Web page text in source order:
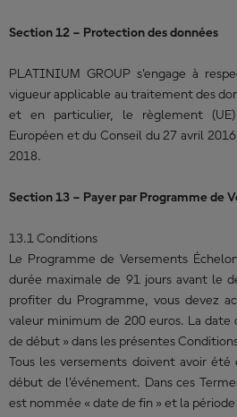
Section 12 – Protection des données
PLATINIUM GROUP s’engage à
vigueur applicable au traitement des
et en particulier, le règlement
Européen et du Conseil du 27 avril
2018.
Section 13 – Payer par Programme de
13.1 Conditions
Le Programme de Versements
durée maximale de 91 jours avant le
profiter du Programme, vous devez
valeur minimum de 200 euros. La date
de début » dans les présentes
Tous les versements doivent avoir
début de l’événement. Dans ces
est nommée « date de fin » et la